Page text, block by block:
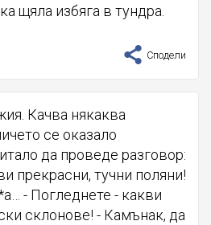
щяла избяга в тундра.
Сподели
Качва някаква
се оказало
да проведе разговор:
прекрасни, тучни поляни!
- Погледнете - какви
склонове! - Камънак, да